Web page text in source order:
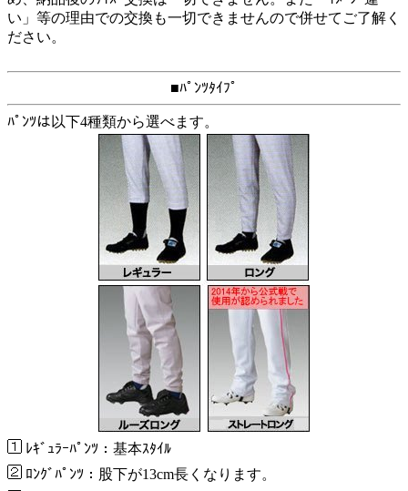
い」等の理由での交換も一切できませんので併せてご了解く
ださい。
■ﾊﾟﾝﾂﾀｲﾌﾟ
ﾊﾟﾝﾂは以下4種類から選べます。
ﾚｷﾞｭﾗｰﾊﾟﾝﾂ：基本ｽﾀｲﾙ
ﾛﾝｸﾞﾊﾟﾝﾂ：股下が13cm長くなります。